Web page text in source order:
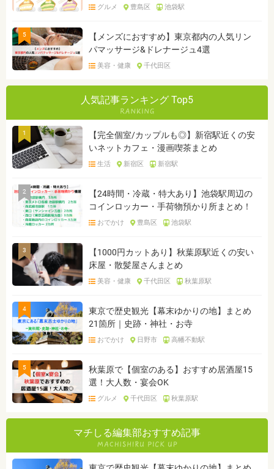
グルメ 豊島区 池袋駅
5
【メンズにおすすめ】東京都内の人気リン
パマッサージ&ドレナージュ4選
美容・健康 千代田区
人気記事ランキング Top5
1
【完全個室/カップルも◎】新宿駅近くの安
いネットカフェ・漫画喫茶まとめ
生活 新宿区 新宿駅
2
【24時間・冷蔵・特大あり】池袋駅周辺の
コインロッカー・手荷物預かり所まとめ！
おでかけ 豊島区 池袋駅
3
【1000円カットあり】秋葉原駅近くの安い
床屋・散髪屋さんまとめ
美容・健康 千代田区 秋葉原駅
4
東京で歴史観光【幕末ゆかりの地】まとめ
21箇所｜史跡・神社・お寺
おでかけ 日野市 高幡不動駅
5
秋葉原で【個室のある】おすすめ居酒屋15
選！大人数・宴会OK
グルメ 千代田区 秋葉原駅
マチしる編集部おすすめ記事